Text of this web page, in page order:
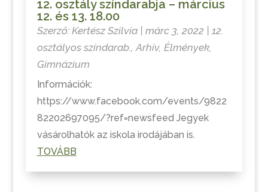
12. osztály színdarabja – március
12. és 13. 18.00
Szerző: Kertész Szilvia| márc 3, 2022| 12.
osztályos színdarab.,Arhív, Élmények,
Gimnázium
Információk:
https://www.facebook.com/events/9822
82202697095/?ref=newsfeed Jegyek
vásárolhatók az iskola irodájában is.
TOVÁBB